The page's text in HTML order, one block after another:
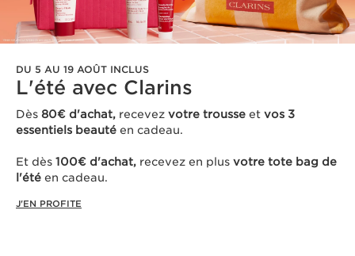
DU 5 AU 19 AOÛT INCLUS
L'été avec Clarins ​
Dès 80€ d'achat, recevez votre trousse et vos 3
essentiels beauté en cadeau​.
Et dès 100€ d'achat, recevez en plus votre tote bag de
l'été en cadeau.
J'EN PROFITE